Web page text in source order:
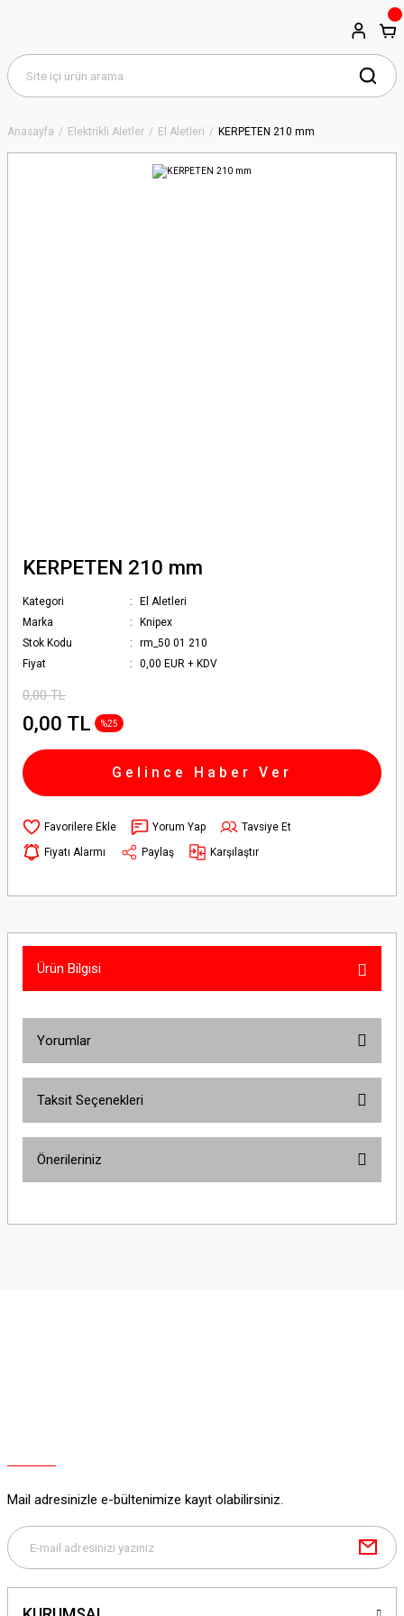
Anasayfa Elektrikli Aletler El Aletleri KERPETEN 210 mm
KERPETEN 210 mm
Kategori
El Aletleri
Marka
Knipex
Stok Kodu
rm_50 01 210
Fiyat
0,00 EUR + KDV
0,00 TL
0,00 TL %25
Gelince Haber Ver
Yorum Yap
Tavsiye Et
Fiyatı Alarmı
Paylaş Karşılaştır
Ürün Bilgisi
Yorumlar
Taksit Seçenekleri
Önerileriniz
yetersiz gördüğünüz noktaları öneri formunu kullanarak tarafımıza
Mail adresinizle e-bültenimize kayıt olabilirsiniz.